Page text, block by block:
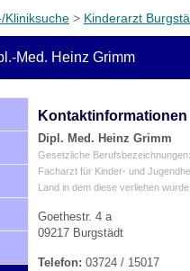
Das erste Jahr
Schulkinder
Jugendliche
Baby: U1 bis U6
Schulkind: U10 bis U11
Teenager: J1 bis J2
Impfkalender
Was muss man
Impfreaktionen
Notrufnummern
Hausapotheke
Sofortmaßnahmen
Notdienste
Gesundheitsämter
Link-Tipps
BMI-Rechner
Blutdruckrechner
Wachstum-Rechner
Kliniksuche > Kinderarzt
Med. Heinz Grimm
Kontaktinformationen
Dipl. Med. Heinz Grimm
Gesetzliche Berufsbezeichnungen:
Facharzt für Kinder- und
Land in dem diese verliehen
Goethestr. 4 a
09217 Burgstädt
Telefon: 03724 / 15017